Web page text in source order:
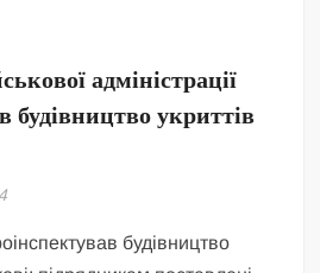
адміністрації
будівництво укриттів